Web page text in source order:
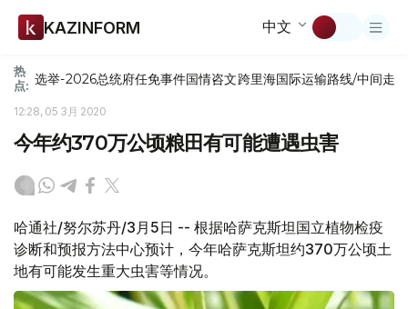
KAZINFORM 中文
热
点: 选举-2026总统府任免事件国情咨文跨里海国际运输路线/中间走廊
12:28, 05 3月 2020
今年约370万公顷粮田有可能遭遇虫害
哈通社/努尔苏丹/3月5日 -- 根据哈萨克斯坦国立植物检疫
诊断和预报方法中心预计，今年哈萨克斯坦约370万公顷土
地有可能发生重大虫害等情况。